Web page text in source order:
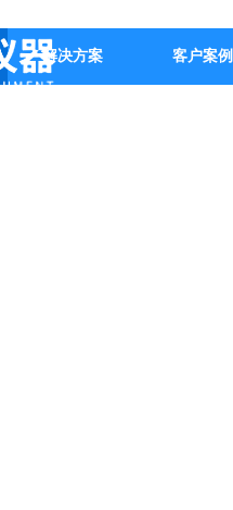
解决方案 客户案例